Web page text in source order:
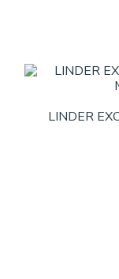
LINDER